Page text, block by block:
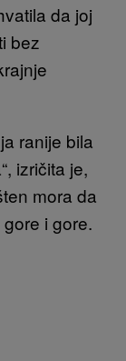
da joj
bez
ranije bila
izričita je,
mora da
i gore.